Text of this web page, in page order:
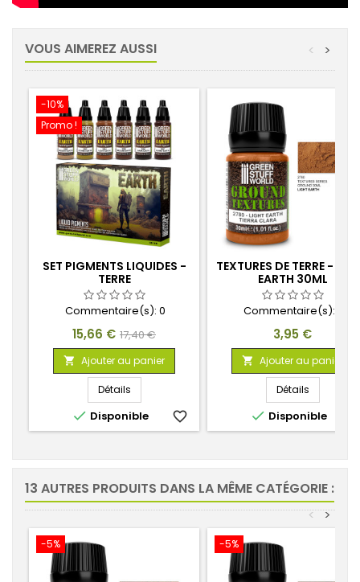
VOUS AIMEREZ AUSSI >
<
-10%
Promo !
SET PIGMENTS LIQUIDES -
TERRE
Commentaire(s): 0
Prix
15,66 € Prix
de
base
17,40 €
 Ajouter au panier
Détails
 Disponible favorite_border
TEXTURES DE TERRE -
EARTH 30ML
Commentaire(s):
Prix
3,95 €
 Ajouter au panier
Détails
 Disponible
13 AUTRES PRODUITS DANS LA MÊME CATÉGORIE :
>
<
-5% -5%